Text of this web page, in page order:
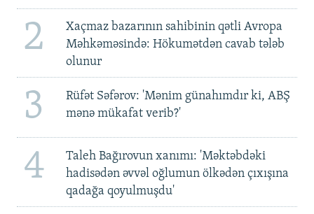
2
Xaçmaz bazarının sahibinin qətli Avropa
Məhkəməsində: Hökumətdən cavab tələb
olunur
3
Rüfət Səfərov: 'Mənim günahımdır ki, ABŞ
mənə mükafat verib?'
4
Taleh Bağırovun xanımı: 'Məktəbdəki
hadisədən əvvəl oğlumun ölkədən çıxışına
qadağa qoyulmuşdu'